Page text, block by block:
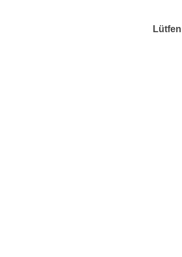
Lütfen